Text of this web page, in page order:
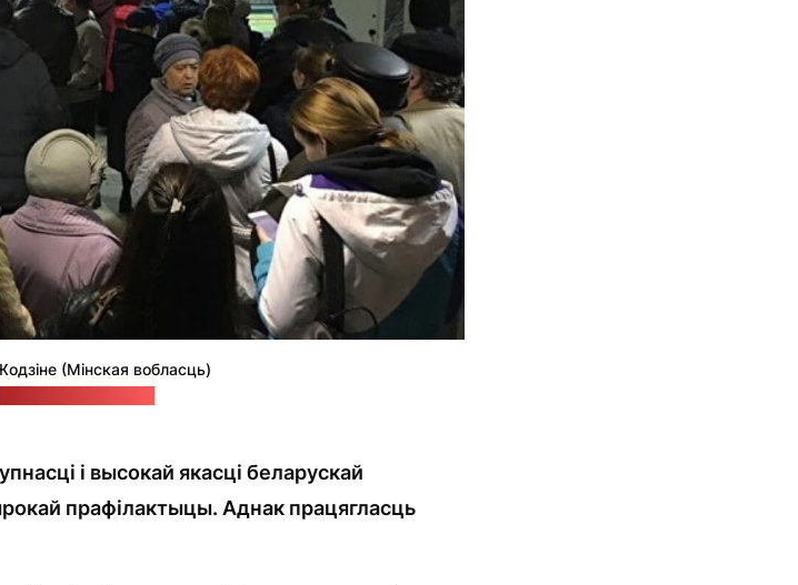
(Мінская вобласць)
і высокай якасці беларускай
прафілактыцы. Аднак працягласць